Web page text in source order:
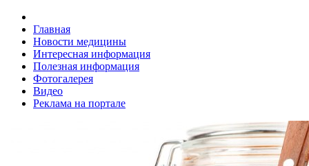
Главная
Новости медицины
Интересная информация
Полезная информация
Фотогалерея
Видео
Реклама на портале